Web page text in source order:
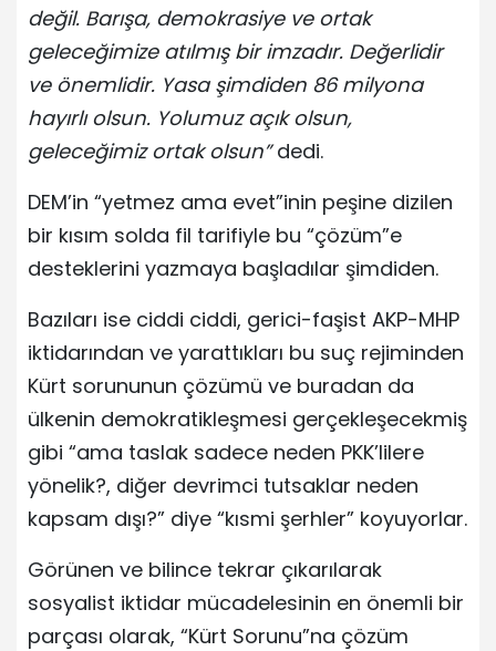
değil. Barışa, demokrasiye ve ortak
geleceğimize atılmış bir imzadır. Değerlidir
ve önemlidir. Yasa şimdiden 86 milyona
hayırlı olsun. Yolumuz açık olsun,
geleceğimiz ortak olsun”dedi.
DEM’in “yetmez ama evet”inin peşine dizilen
bir kısım solda fil tarifiyle bu “çözüm”e
desteklerini yazmaya başladılar şimdiden.
Bazıları ise ciddi ciddi, gerici-faşist AKP-MHP
iktidarından ve yarattıkları bu suç rejiminden
Kürt sorununun çözümü ve buradan da
ülkenin demokratikleşmesi gerçekleşecekmiş
gibi “ama taslak sadece neden PKK’lilere
yönelik?, diğer devrimci tutsaklar neden
kapsam dışı?” diye “kısmi şerhler” koyuyorlar.
Görünen ve bilince tekrar çıkarılarak
sosyalist iktidar mücadelesinin en önemli bir
parçası olarak, “Kürt Sorunu”na çözüm